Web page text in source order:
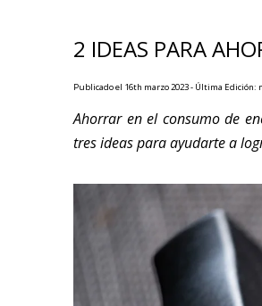
2 IDEAS PARA
Publicado el 16th marzo 2023 - Última Edición:
Ahorrar en el consumo de
tres ideas para ayudarte a